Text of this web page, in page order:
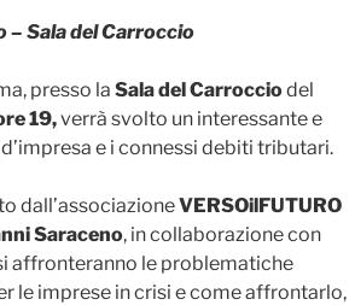
– Sala del Carroccio
presso la Sala del Carrocciodel
19,verrà svolto un interessante e
e i connessi debiti tributari.
dall’associazioneVERSOilFUTURO
Saraceno, incollaborazione con
affronteranno le problematiche
le imprese in crisi e come affrontarlo,